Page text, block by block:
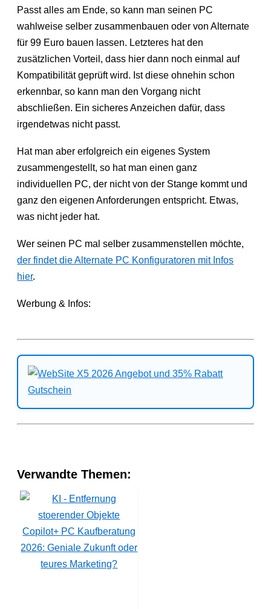
Passt alles am Ende, so kann man seinen PC
wahlweise selber zusammenbauen oder von Alternate
für 99 Euro bauen lassen. Letzteres hat den
zusätzlichen Vorteil, dass hier dann noch einmal auf
Kompatibilität geprüft wird. Ist diese ohnehin schon
erkennbar, so kann man den Vorgang nicht
abschließen. Ein sicheres Anzeichen dafür, dass
irgendetwas nicht passt.
Hat man aber erfolgreich ein eigenes System
zusammengestellt, so hat man einen ganz
individuellen PC, der nicht von der Stange kommt und
ganz den eigenen Anforderungen entspricht. Etwas,
was nicht jeder hat.
Wer seinen PC mal selber zusammenstellen möchte,
der findet die Alternate PC Konfiguratoren mit Infos
hier.
Werbung & Infos:
Verwandte Themen:
Copilot+ PC Kaufberatung
2026: Geniale Zukunft oder
teures Marketing?